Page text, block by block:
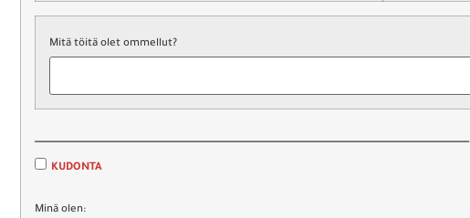
Mitä töitä olet ommellut?
____________________________________________________________________
KUDONTA
Minä olen: